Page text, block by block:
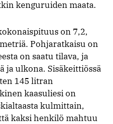
kenguruiden maata.
on 7,2,
Pohjaratkaisu on
on saatu tilava, ja
ja ulkona. Sisäkeittiössä
145 litran
kaasuliesi on
kulmittain,
kaksi henkilö mahtuu